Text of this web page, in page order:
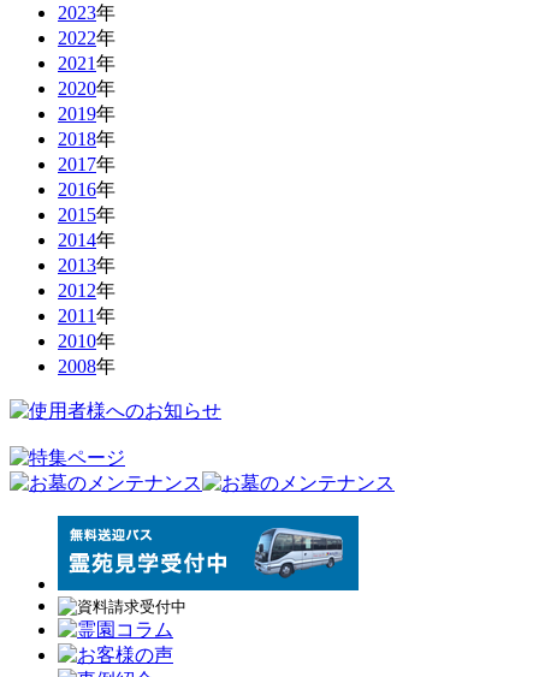
2023年
2022年
2021年
2020年
2019年
2018年
2017年
2016年
2015年
2014年
2013年
2012年
2011年
2010年
2008年